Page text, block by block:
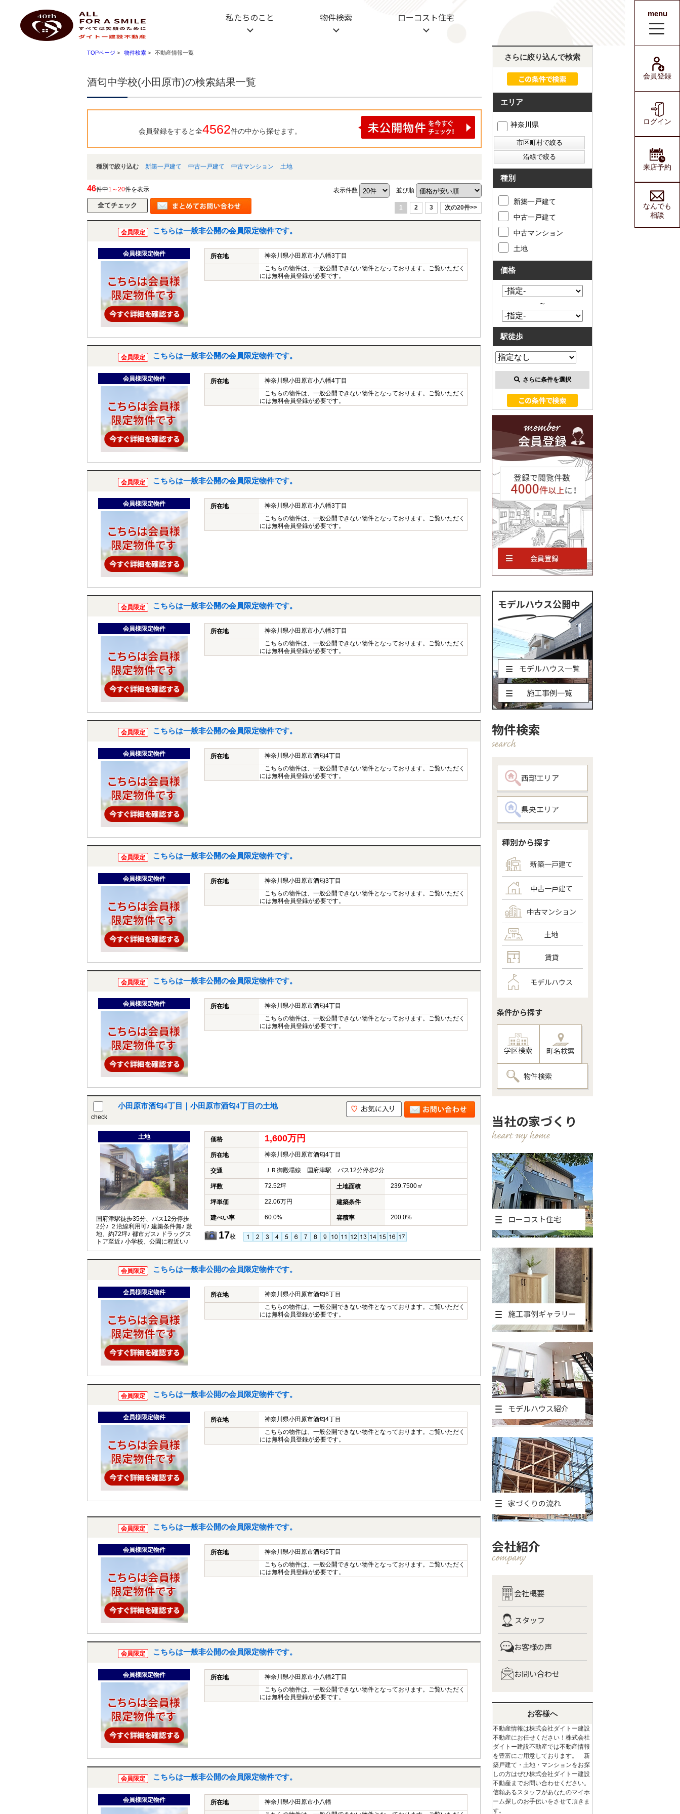
酒匂中学校(小田原市)｜小田原 不動産 ハートマイホーム ダイトー建設不動産
私たちのこと 物件検索 ローコスト住宅
ダイトー建設不動産
menu
会員登録
ログイン
来店予約
なんでも
相談
TOPページ > 物件検索 > 不動産情報一覧
酒匂中学校(小田原市)の検索結果一覧
会員登録をすると全4562件の中から探せます。
種別で絞り込む 新築一戸建て 中古一戸建て 中古マンション 土地
46件中1～20件を表示 表示件数 並び順
1 2 3 次の20件>>
会員限定 こちらは一般非公開の会員限定物件です。
会員様限定物件 所在地
神奈川県小田原市小八幡3丁目
こちらの物件は、一般公開できない物件となっております。ご覧いただく
には無料会員登録が必要です。
会員限定 こちらは一般非公開の会員限定物件です。
会員様限定物件 所在地
神奈川県小田原市小八幡4丁目
こちらの物件は、一般公開できない物件となっております。ご覧いただく
には無料会員登録が必要です。
会員限定 こちらは一般非公開の会員限定物件です。
会員様限定物件 所在地
神奈川県小田原市小八幡3丁目
こちらの物件は、一般公開できない物件となっております。ご覧いただく
には無料会員登録が必要です。
会員限定 こちらは一般非公開の会員限定物件です。
会員様限定物件 所在地
神奈川県小田原市小八幡3丁目
こちらの物件は、一般公開できない物件となっております。ご覧いただく
には無料会員登録が必要です。
会員限定 こちらは一般非公開の会員限定物件です。
会員様限定物件 所在地
神奈川県小田原市酒匂4丁目
こちらの物件は、一般公開できない物件となっております。ご覧いただく
には無料会員登録が必要です。
会員限定 こちらは一般非公開の会員限定物件です。
会員様限定物件 所在地
神奈川県小田原市酒匂3丁目
こちらの物件は、一般公開できない物件となっております。ご覧いただく
には無料会員登録が必要です。
会員限定 こちらは一般非公開の会員限定物件です。
会員様限定物件 所在地
神奈川県小田原市酒匂4丁目
こちらの物件は、一般公開できない物件となっております。ご覧いただく
には無料会員登録が必要です。
check
小田原市酒匂4丁目｜小田原市酒匂4丁目の土地
土地
国府津駅徒歩35分、バス12分停歩
2分♪ ２沿線利用可♪ 建築条件無♪ 敷
地、約72坪♪ 都市ガス♪ ドラッグス
トア至近♪ 小学校、公園に程近い♪
価格 1,600万円
所在地 神奈川県小田原市酒匂4丁目
交通 ＪＲ御殿場線 国府津駅 バス12分停歩2分
坪数 72.52坪 土地面積 239.7500㎡
坪単価 22.06万円 建築条件
建ぺい率 60.0% 容積率 200.0%
17枚
会員限定 こちらは一般非公開の会員限定物件です。
会員様限定物件 所在地
神奈川県小田原市酒匂6丁目
こちらの物件は、一般公開できない物件となっております。ご覧いただく
には無料会員登録が必要です。
会員限定 こちらは一般非公開の会員限定物件です。
会員様限定物件 所在地
神奈川県小田原市酒匂4丁目
こちらの物件は、一般公開できない物件となっております。ご覧いただく
には無料会員登録が必要です。
会員限定 こちらは一般非公開の会員限定物件です。
会員様限定物件 所在地
神奈川県小田原市酒匂5丁目
こちらの物件は、一般公開できない物件となっております。ご覧いただく
には無料会員登録が必要です。
会員限定 こちらは一般非公開の会員限定物件です。
会員様限定物件 所在地
神奈川県小田原市小八幡2丁目
こちらの物件は、一般公開できない物件となっております。ご覧いただく
には無料会員登録が必要です。
会員限定 こちらは一般非公開の会員限定物件です。
会員様限定物件 所在地
神奈川県小田原市小八幡
さらに絞り込んで検索
エリア
神奈川県
種別
新築一戸建て
中古一戸建て
中古マンション
土地
価格
～
駅徒歩
さらに条件を選択
モデルハウス公開中
モデルハウス一覧
施工事例一覧
物件検索
西部エリア
県央エリア
種別から探す
新築一戸建て
中古一戸建て
中古マンション
土地
賃貸
モデルハウス
条件から探す
学区検索 町名検索
物件検索
当社の家づくり
ローコスト住宅
施工事例ギャラリー
モデルハウス紹介
家づくりの流れ
会社紹介
会社概要
スタッフ
お客様の声
お問い合わせ
お客様へ
不動産情報は株式会社ダイトー建設
不動産にお任せください！株式会社
ダイトー建設不動産では不動産情報
を豊富にご用意しております。 新
築戸建て・土地・マンションをお探
しの方はぜひ株式会社ダイトー建設
不動産までお問い合わせください。
信頼あるスタッフがあなたのマイホ
ーム探しのお手伝いをさせて頂きま
す。